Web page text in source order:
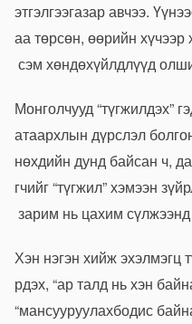
этгэлгээгазаравчээ.
аатөрсөн, өөрийн хүчээр
сэм хөндөхүйлдлүүд
Монголчууд“түгжилдэх”
атаархлын дүрслэл
нөхдийн дунд байсан ч,
гчийг“түгжил”хэмээн
зарим нь цахим сүлжээнд
Хэн нэгэн хийжэхэлмэгц
рдэх, “арталд ньхэн
“мансууруулахбодис